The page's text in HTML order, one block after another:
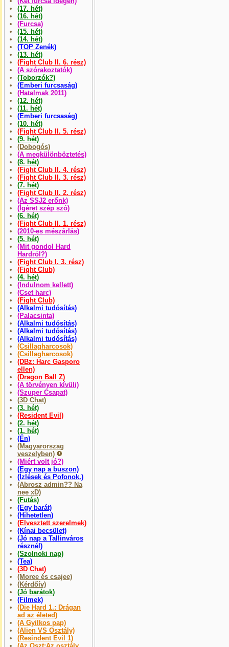
(17. hét)
(16. hét)
(Furcsa)
(15. hét)
(14. hét)
(TOP Zenék)
(13. hét)
(Fight Club II. 6. rész)
(A szórakoztatók)
(Toborzók?)
(Emberi furcsaság)
(Hatalmak 2011)
(12. hét)
(11. hét)
(Emberi furcsaság)
(10. hét)
(Fight Club II. 5. rész)
(9. hét)
(Dobogós)
(A megkülönböztetés)
(8. hét)
(Fight Club II. 4. rész)
(Fight Club II. 3. rész)
(7. hét)
(Fight Club II. 2. rész)
(Az SSJ2 erőnk)
(Ígéret szép szó)
(6. hét)
(Fight Club II. 1. rész)
(2010-es mészárlás)
(5. hét)
(Mit gondol Hard
Hardról?)
(Fight Club I. 3. rész)
(Fight Club)
(4. hét)
(Indulnom kellett)
(Cset harc)
(Fight Club)
(Alkalmi tudósítás)
(Palacsinta)
(Alkalmi tudósítás)
(Alkalmi tudósítás)
(Alkalmi tudósítás)
(Csillagharcosok)
(Csillagharcosok)
(DBz: Harc Gasporo
ellen)
(Dragon Ball Z)
(A törvényen kívüli)
(Szuper Csapat)
(3D Chat)
(3. hét)
(Resident Evil)
(2. hét)
(1. hét)
(Én)
(Magyarorszag
veszelyben)
(Miért volt jó?)
(Egy nap a buszon)
(Ízlések és Pofonok.)
(Abrosz admin?? Na
nee xD)
(Futás)
(Egy barát)
(Hihetetlen)
(Elvesztett szerelmek)
(Kínai becsület)
(Jó nap a Tallinváros
résznél)
(Szolnoki nap)
(Tea)
(3D Chat)
(Moree és csajee)
(Kérdőív)
(Jó barátok)
(Filmek)
(Die Hard 1.: Drágan
ad az életed)
(A Gyilkos pap)
(Alien VS Osztály)
(Resindent Evil 1)